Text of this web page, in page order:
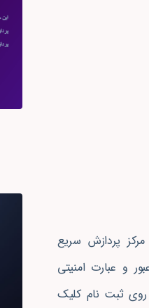
پردازش سریع
و عبارت امنیتی
روی ثبت‌ نام کلیک